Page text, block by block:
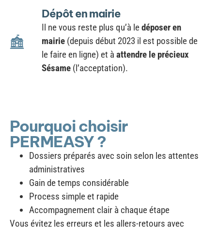
Dépôt en mairie
Il ne vous reste plus qu’à ledéposer en
mairie (depuis début 2023 il est possible de
le faire en ligne) et à attendre le précieux
Sésame (l’acceptation).
Pourquoi choisir
PERMEASY ?
Dossiers préparés avec soin selon les attentes
administratives
Gain de temps considérable
Process simple et rapide
Accompagnement clair à chaque étape
Vous évitez les erreurs et les allers-retours avec